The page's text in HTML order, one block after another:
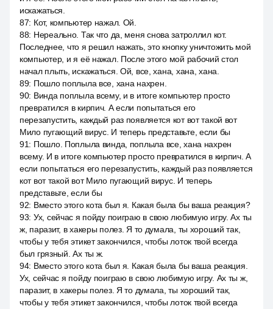
искажаться.
87: Кот, компьютер нажал. Ой.
88: Нереально. Так что да, меня снова затроллил кот.
Последнее, что я решил нажать, это кнопку уничтожить мой
компьютер, и я её нажал. После этого мой рабочий стол
начал плыть, искажаться. Ой, все, хана, хана, хана.
89: Пошло поплыла все, хана нахрен.
90: Винда поплыла всему, и в итоге компьютер просто
превратился в кирпич. А если попытаться его
перезапустить, каждый раз появляется кот вот такой вот
Мило пугающий вирус. И теперь представьте, если бы
91: Пошло. Поплыла винда, поплыла все, хана нахрен
всему. И в итоге компьютер просто превратился в кирпич. А
если попытаться его перезапустить, каждый раз появляется
кот вот такой вот Мило пугающий вирус. И теперь
представьте, если бы
92: Вместо этого кота был я. Какая была бы ваша реакция?
93: Ух, сейчас я пойду поиграю в свою любимую игру. Ах ты
ж, паразит, в хакеры полез. Я то думала, ты хороший так,
чтобы у тебя этикет закончился, чтобы лоток твой всегда
был грязный. Ах ты ж.
94: Вместо этого кота был я. Какая была бы ваша реакция.
Ух, сейчас я пойду поиграю в свою любимую игру. Ах ты ж,
паразит, в хакеры полез. Я то думала, ты хороший так,
чтобы у тебя этикет закончился, чтобы лоток твой всегда